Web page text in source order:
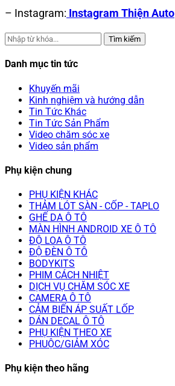
– Instagram: Instagram Thiện Auto
Tìm kiếm
Danh mục tin tức
Khuyến mãi
Kinh nghiệm và hướng dẫn
Tin Tức Khác
Tin Tức Sản Phẩm
Video chăm sóc xe
Video sản phẩm
Phụ kiện chung
PHỤ KIỆN KHÁC
THẢM LÓT SÀN - CỐP - TAPLO
GHẾ DA Ô TÔ
MÀN HÌNH ANDROID XE Ô TÔ
ĐỘ LOA Ô TÔ
ĐỘ ĐÈN Ô TÔ
BODYKITS
PHIM CÁCH NHIỆT
DỊCH VỤ CHĂM SÓC XE
CAMERA Ô TÔ
CẢM BIẾN ÁP SUẤT LỐP
DÁN DECAL Ô TÔ
PHỤ KIỆN THEO XE
PHUỘC/GIẢM XÓC
Phụ kiện theo hãng